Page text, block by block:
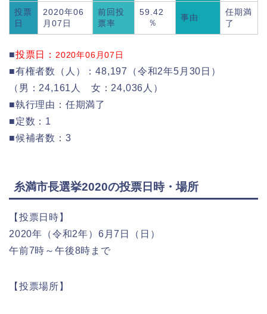
投票
日
2020年06
月07日
前回投
票率
59.42
％
事由
任期満
了
■投票日： 2020年06月07日
■有権者数（人）：48,197（令和2年5月30日）
（男：24,161人 女：24,036人）
■執行理由：任期満了
■定数：1
■候補者数：3
糸満市長選挙2020の投票日時・場所
【投票日時】
2020年（令和2年）6月7日（日）
午前7時～午後8時まで
【投票場所】